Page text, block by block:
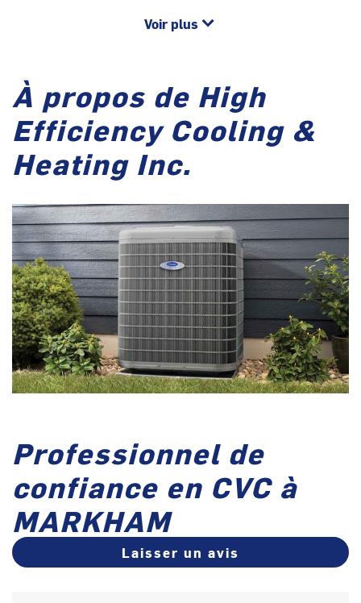
Voir plus
À propos de High
Efficiency Cooling &
Heating Inc.
Professionnel de
confiance en CVC à
MARKHAM
Laisser un avis